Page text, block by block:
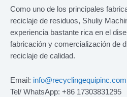
Como uno de los principales
reciclaje de residuos, Shuliy
experiencia bastante rica en el
fabricación y comercialización de
reciclaje de calidad.
Email: info@recyclingequipinc.com
Tel/ WhatsApp: +86 17303831295